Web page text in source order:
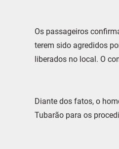
Os passageiros
terem sido agredidos
liberados no local. O
Diante dos fatos, o
Tubarão para os